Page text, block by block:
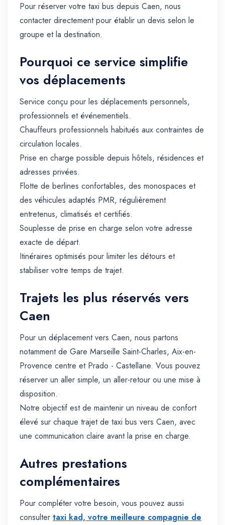
Pour réserver votre taxi bus depuis Caen, nous
contacter directement pour établir un devis selon le
groupe et la destination.
Pourquoi ce service simplifie
vos déplacements
Service conçu pour les déplacements personnels,
professionnels et événementiels.
Chauffeurs professionnels habitués aux contraintes de
circulation locales.
Prise en charge possible depuis hôtels, résidences et
adresses privées.
Flotte de berlines confortables, des monospaces et
des véhicules adaptés PMR, régulièrement
entretenus, climatisés et certifiés.
Souplesse de prise en charge selon votre adresse
exacte de départ.
Itinéraires optimisés pour limiter les détours et
stabiliser votre temps de trajet.
Trajets les plus réservés vers
Caen
Pour un déplacement vers Caen, nous partons
notamment de Gare Marseille Saint-Charles, Aix-en-
Provence centre et Prado - Castellane. Vous pouvez
réserver un aller simple, un aller-retour ou une mise à
disposition.
Notre objectif est de maintenir un niveau de confort
élevé sur chaque trajet de taxi bus vers Caen, avec
une communication claire avant la prise en charge.
Autres prestations
complémentaires
Pour compléter votre besoin, vous pouvez aussi
consulter taxi kad, votre meilleure compagnie de